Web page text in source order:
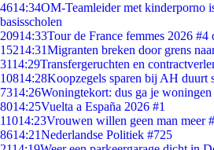
4614:34OM-Teamleider met kinderporno
basisscholen
20914:33Tour de France femmes 2026 #4
15214:31Migranten breken door grens
3114:29Transfergeruchten en
10814:28Koopzegels sparen bij AH duurt
7314:26Woningtekort: dus ga je
8014:25Vuelta a España 2026 #1
11014:23Vrouwen willen geen man meer
8614:21Nederlandse Politiek #725